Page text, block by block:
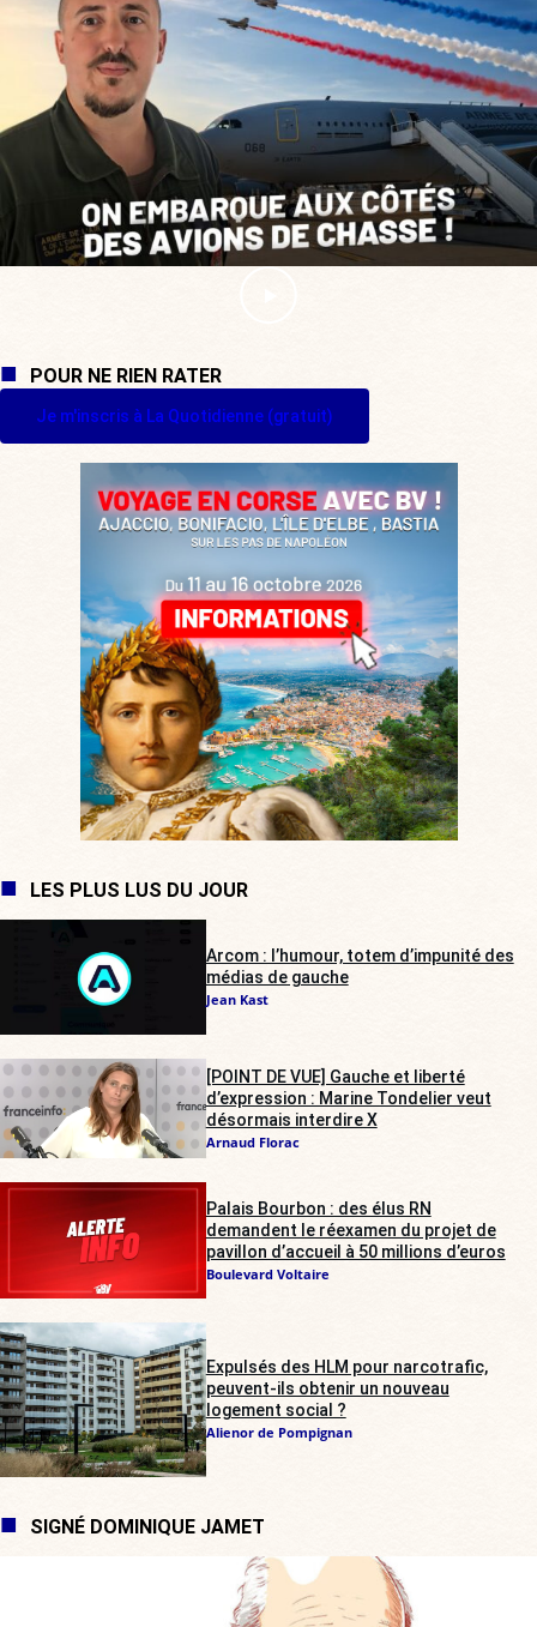
POUR NE RIEN RATER
Je m'inscris à La Quotidienne (gratuit)
LES PLUS LUS DU JOUR
Arcom : l’humour, totem d’impunité des
médias de gauche
Jean Kast
[POINT DE VUE] Gauche et liberté
d’expression : Marine Tondelier veut
désormais interdire X
Arnaud Florac
Palais Bourbon : des élus RN
demandent le réexamen du projet de
pavillon d’accueil à 50 millions d’euros
Boulevard Voltaire
Expulsés des HLM pour narcotrafic,
peuvent-ils obtenir un nouveau
logement social ?
Alienor de Pompignan
SIGNÉ DOMINIQUE JAMET